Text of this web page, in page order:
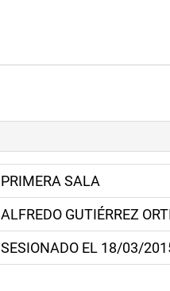
PRIMERA SALA
ALFREDO GUTIÉRREZ
SESIONADO EL 18/03/